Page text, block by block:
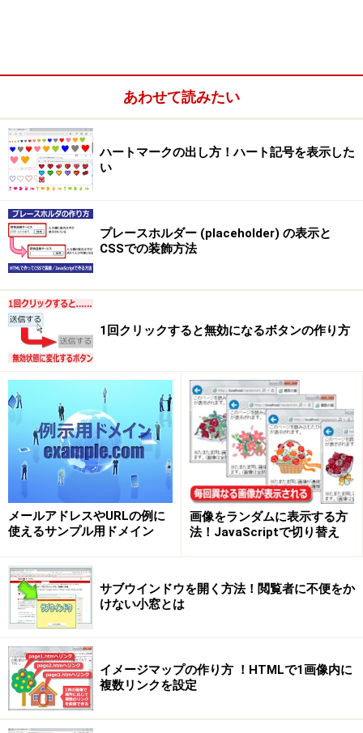
セレクタの書き方の基本
以下の4種類は、シンプルに記述できる最も基本的なセ
レクタです。
■ユニバーサルセレクタ：（全要素に適用）
*
代表的なブラウザでは、h1要素やp要素などに、最初か
らマージン（余白）が付加されて表示されます。それら
を一括してなくす目的で、以下のようにユニバーサルセ
レクタが使えます。
*
上記のように記述すると、あらゆる要素のマージンがゼ
ロになります。
■タイプセレクタ：（指定の要素だけに適用）
以下のように記述すると、h1要素に限定して、文字色が
緑色になります。
■クラスセレクタ：（指定のクラスだけに適用）
.クラス名
以下のように記述すると、appleクラスが付加された要素
に限定して、文字色が赤色になります。
.apple
あわせて読みたい
ハートマークの出し方！ハート記号を表示した
い
プレースホルダー (placeholder) の表示と
CSSでの装飾方法
1回クリックすると無効になるボタンの作り方
メールアドレスやURLの例に
使えるサンプル用ドメイン
画像をランダムに表示する方
法！JavaScriptで切り替え
サブウインドウを開く方法！閲覧者に不便をか
けない小窓とは
イメージマップの作り方 ！HTMLで1画像内に
複数リンクを設定